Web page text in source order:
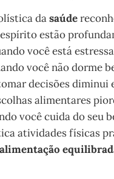
dasaúde
estão
você está
você não dorme
decisões diminui
alimentares
você cuida do seu
atividades físicas
alimentação